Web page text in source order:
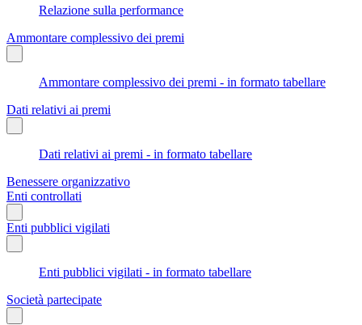
Relazione sulla performance
Ammontare complessivo dei premi
Ammontare complessivo dei premi - in formato tabellare
Dati relativi ai premi
Dati relativi ai premi - in formato tabellare
Benessere organizzativo
Enti controllati
Enti pubblici vigilati
Enti pubblici vigilati - in formato tabellare
Società partecipate